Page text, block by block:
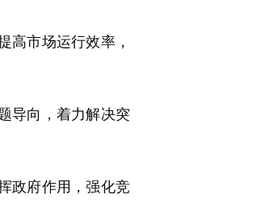
市场运行效率，
导向，着力解决突
政府作用，强化竞